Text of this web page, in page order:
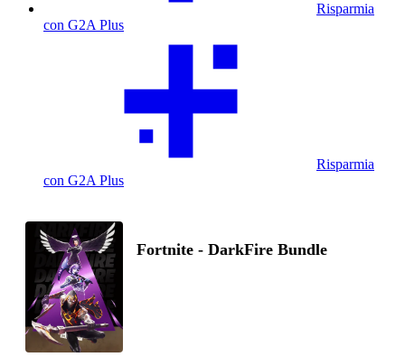
Risparmia
con G2A Plus
Risparmia
con G2A Plus
Fortnite - DarkFire Bundle